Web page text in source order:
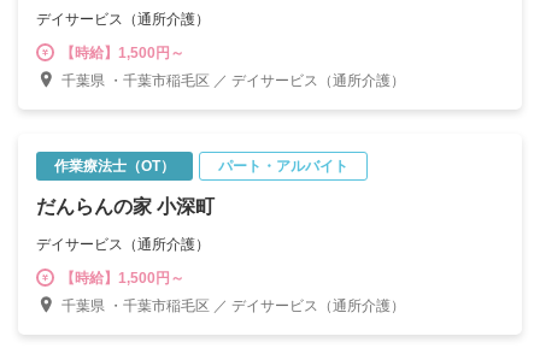
デイサービス（通所介護）
【時給】1,500円～
千葉県 ・千葉市稲毛区 ／ デイサービス（通所介護）
作業療法士（OT） パート・アルバイト
だんらんの家 小深町
デイサービス（通所介護）
【時給】1,500円～
千葉県 ・千葉市稲毛区 ／ デイサービス（通所介護）